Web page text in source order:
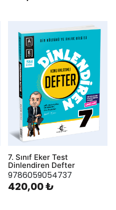
7. Sınıf Eker Test
Dinlendiren Defter
9786059054737
420,00 ₺